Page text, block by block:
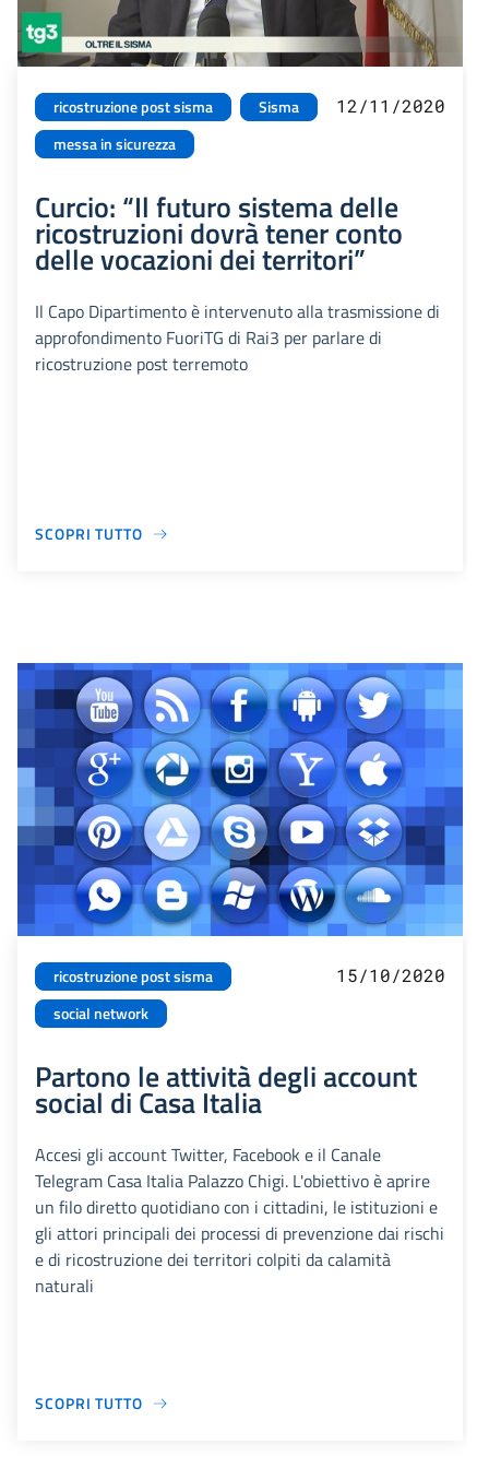
ricostruzione post sisma
Sisma
messa in sicurezza
12/11/2020
Curcio: “Il futuro sistema delle
ricostruzioni dovrà tener conto
delle vocazioni dei territori”
Il Capo Dipartimento è intervenuto alla trasmissione di
approfondimento FuoriTG di Rai3 per parlare di
ricostruzione post terremoto
SCOPRI TUTTO
ricostruzione post sisma
social network
15/10/2020
Partono le attività degli account
social di Casa Italia
Accesi gli account Twitter, Facebook e il Canale
Telegram Casa Italia Palazzo Chigi. L'obiettivo è aprire
un filo diretto quotidiano con i cittadini, le istituzioni e
gli attori principali dei processi di prevenzione dai rischi
e di ricostruzione dei territori colpiti da calamità
naturali
SCOPRI TUTTO